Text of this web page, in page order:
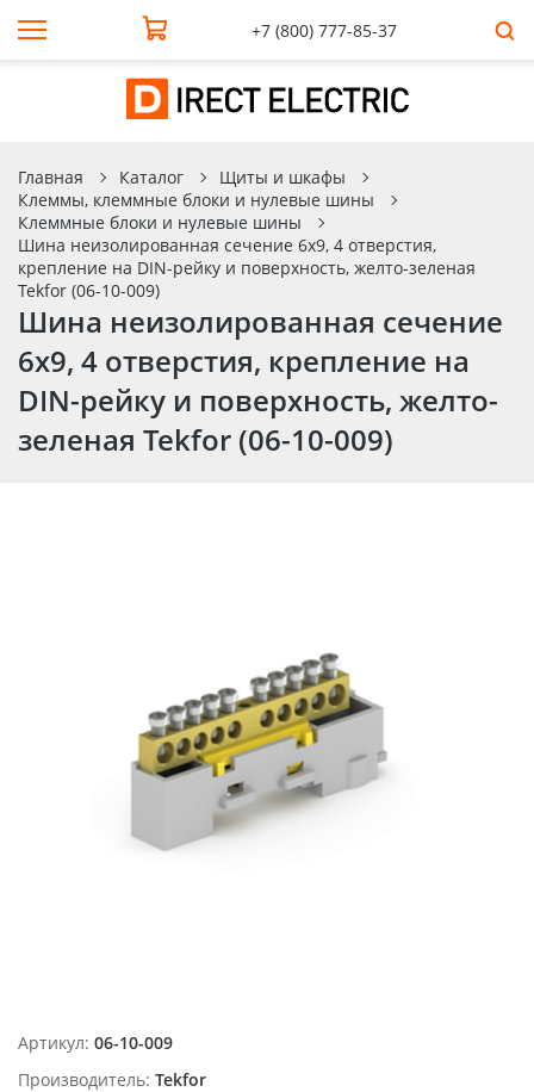
+7 (800) 777-85-37
Главная Каталог
Щиты и шкафы
Клеммы, клеммные блоки и нулевые шины
Клеммные блоки и нулевые шины
Шина неизолированная сечение 6х9, 4 отверстия,
крепление на DIN-рейку и поверхность, желто-зеленая
Tekfor (06-10-009)
Шина неизолированная сечение
6х9, 4 отверстия, крепление на
DIN-рейку и поверхность, желто-
зеленая Tekfor (06-10-009)
Артикул: 06-10-009
Производитель: Tekfor